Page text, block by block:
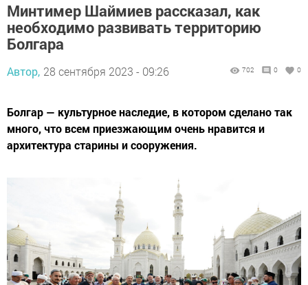
Минтимер Шаймиев рассказал, как
необходимо развивать территорию
Болгара
Автор, 28 сентября 2023 - 09:26 702 0 0
Болгар — культурное наследие, в котором сделано так
много, что всем приезжающим очень нравится и
архитектура старины и сооружения.